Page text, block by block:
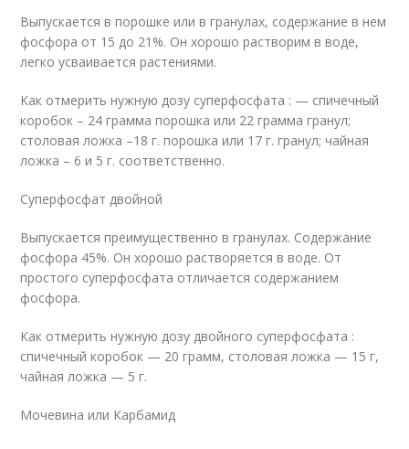
Выпускается в порошке или в гранулах, содержание в нем
фосфора от 15 до 21%. Он хорошо растворим в воде,
легко усваивается растениями.
Как отмерить нужную дозу суперфосфата : — спичечный
коробок – 24 грамма порошка или 22 грамма гранул;
столовая ложка –18 г. порошка или 17 г. гранул; чайная
ложка – 6 и 5 г. соответственно.
Суперфосфат двойной
Выпускается преимущественно в гранулах. Содержание
фосфора 45%. Он хорошо растворяется в воде. От
простого суперфосфата отличается содержанием
фосфора.
Как отмерить нужную дозу двойного суперфосфата :
спичечный коробок — 20 грамм, столовая ложка — 15 г,
чайная ложка — 5 г.
Мочевина или Карбамид